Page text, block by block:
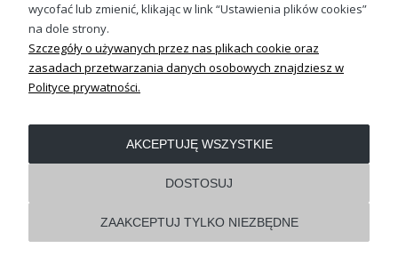
OBSŁUGA KLIENTA
Pokaż pełną wersję strony
wycofać lub zmienić, klikając w link “Ustawienia plików cookies”
na dole strony.
Szczegóły o używanych przez nas plikach cookie oraz
zasadach przetwarzania danych osobowych znajdziesz w
Polityce prywatności.
ZAAKCEPTUJ TYLKO NIEZBĘDNE
DOSTOSUJ
AKCEPTUJĘ WSZYSTKIE